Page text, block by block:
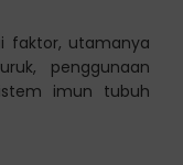
faktor, utamanya
penggunaan
imun tubuh